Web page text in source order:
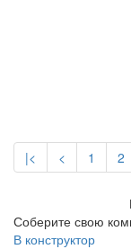
|< < 1 2
Соберите свою
В конструктор